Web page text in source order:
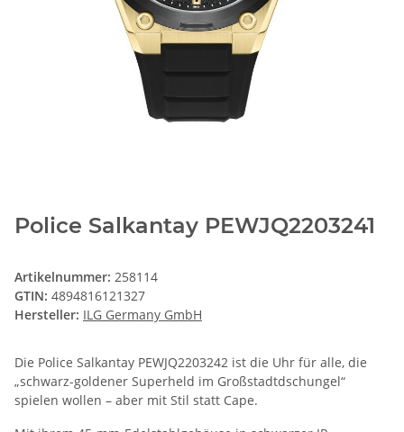
Police Salkantay PEWJQ2203241
Artikelnummer: 258114
GTIN: 4894816121327
Hersteller: ILG Germany GmbH
Die Police Salkantay PEWJQ2203242 ist die Uhr für alle, die
„schwarz-goldener Superheld im Großstadtdschungel“
spielen wollen – aber mit Stil statt Cape.